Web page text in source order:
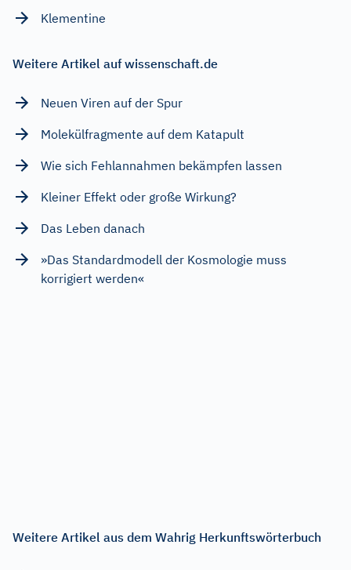
Klementine
Weitere Artikel auf wissenschaft.de
Neuen Viren auf der Spur
Molekülfragmente auf dem Katapult
Wie sich Fehlannahmen bekämpfen lassen
Kleiner Effekt oder große Wirkung?
Das Leben danach
»Das Standardmodell der Kosmologie muss
korrigiert werden«
Weitere Artikel aus dem Wahrig Herkunftswörterbuch